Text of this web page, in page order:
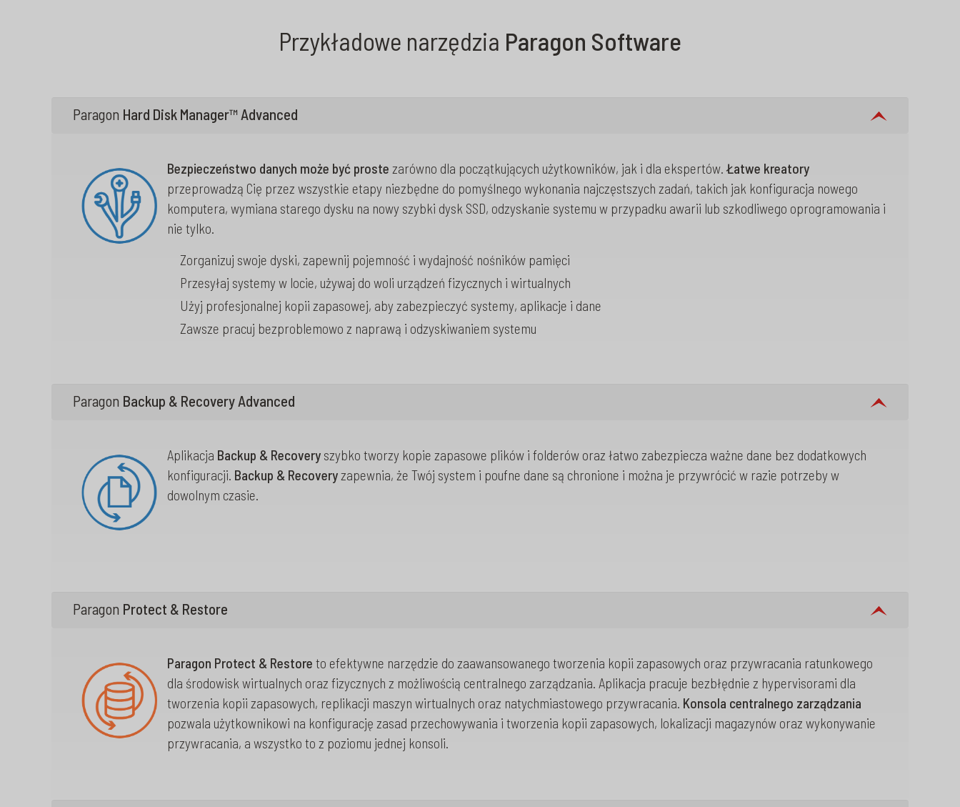
Przykładowe narzędzia Paragon Software
Paragon Hard Disk Manager™ Advanced
Bezpieczeństwo danych może być proste zarówno dla początkujących użytkowników, jak i dla ekspertów. Łatwe kreatory
przeprowadzą Cię przez wszystkie etapy niezbędne do pomyślnego wykonania najczęstszych zadań, takich jak konfiguracja nowego
komputera, wymiana starego dysku na nowy szybki dysk SSD, odzyskanie systemu w przypadku awarii lub szkodliwego oprogramowania i
nie tylko.
Zorganizuj swoje dyski, zapewnij pojemność i wydajność nośników pamięci
Przesyłaj systemy w locie, używaj do woli urządzeń fizycznych i wirtualnych
Użyj profesjonalnej kopii zapasowej, aby zabezpieczyć systemy, aplikacje i dane
Zawsze pracuj bezproblemowo z naprawą i odzyskiwaniem systemu
Paragon Backup & Recovery Advanced
Aplikacja Backup & Recovery szybko tworzy kopie zapasowe plików i folderów oraz łatwo zabezpiecza ważne dane bez dodatkowych
konfiguracji. Backup & Recoveryzapewnia, że Twój system i poufne dane są chronione i można je przywrócić w razie potrzeby w
dowolnym czasie.
Paragon Protect & Restore
Paragon Protect & Restore to efektywne narzędzie do zaawansowanego tworzenia kopii zapasowych oraz przywracania ratunkowego
dla środowisk wirtualnych oraz fizycznych z możliwością centralnego zarządzania. Aplikacja pracuje bezbłędnie z hypervisorami dla
tworzenia kopii zapasowych, replikacji maszyn wirtualnych oraz natychmiastowego przywracania. Konsola centralnego zarządzania
pozwala użytkownikowi na konfigurację zasad przechowywania i tworzenia kopii zapasowych, lokalizacji magazynów oraz wykonywanie
przywracania, a wszystko to z poziomu jednej konsoli.